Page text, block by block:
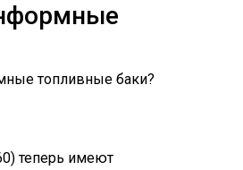
топливные баки?
теперь имеют